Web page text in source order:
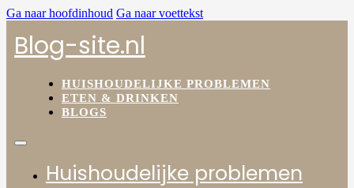
Ga naar hoofdinhoud Ga naar voettekst
Blog-site.nl
HUISHOUDELIJKE PROBLEMEN
ETEN & DRINKEN
BLOGS
Huishoudelijke problemen